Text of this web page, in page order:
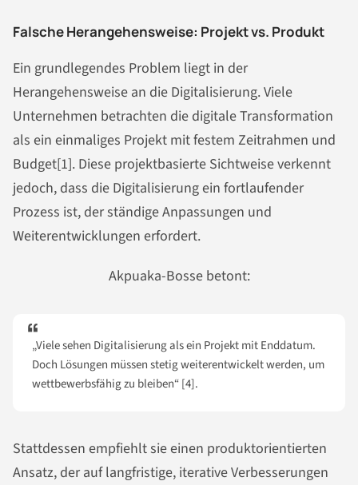
Falsche Herangehensweise: Projekt vs. Produkt
Ein grundlegendes Problem liegt in der
Herangehensweise an die Digitalisierung. Viele
Unternehmen betrachten die digitale Transformation
als ein einmaliges Projekt mit festem Zeitrahmen und
Budget[1]. Diese projektbasierte Sichtweise verkennt
jedoch, dass die Digitalisierung ein fortlaufender
Prozess ist, der ständige Anpassungen und
Weiterentwicklungen erfordert.
Akpuaka-Bosse betont:
„Viele sehen Digitalisierung als ein Projekt mit Enddatum.
Doch Lösungen müssen stetig weiterentwickelt werden, um
wettbewerbsfähig zu bleiben“ [4].
Stattdessen empfiehlt sie einen produktorientierten
Ansatz, der auf langfristige, iterative Verbesserungen